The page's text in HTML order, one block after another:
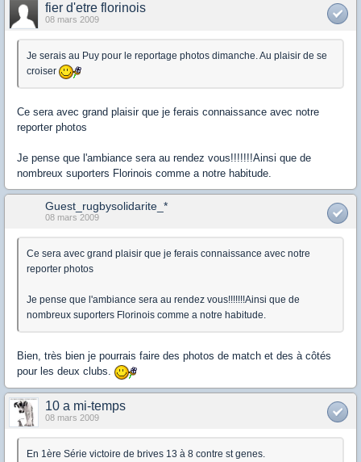
fier d'etre florinois
08 mars 2009
Je serais au Puy pour le reportage photos dimanche. Au plaisir de se
croiser
Ce sera avec grand plaisir que je ferais connaissance avec notre
reporter photos
Je pense que l'ambiance sera au rendez vous!!!!!!!Ainsi que de
nombreux suporters Florinois comme a notre habitude.
Guest_rugbysolidarite_*
08 mars 2009
Ce sera avec grand plaisir que je ferais connaissance avec notre
reporter photos
Je pense que l'ambiance sera au rendez vous!!!!!!!Ainsi que de
nombreux suporters Florinois comme a notre habitude.
Bien, très bien je pourrais faire des photos de match et des à côtés
pour les deux clubs.
10 a mi-temps
08 mars 2009
En 1ère Série victoire de brives 13 à 8 contre st genes.